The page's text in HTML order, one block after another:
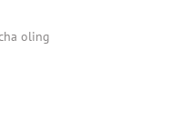
oling